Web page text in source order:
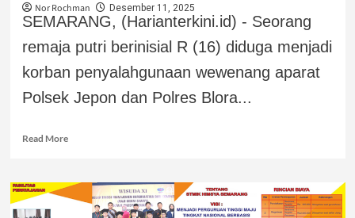
Nor Rochman Desember 11, 2025
SEMARANG, (Harianterkini.id) - Seorang
remaja putri berinisial R (16) diduga menjadi
korban penyalahgunaan wewenang aparat
Polsek Jepon dan Polres Blora...
Read More